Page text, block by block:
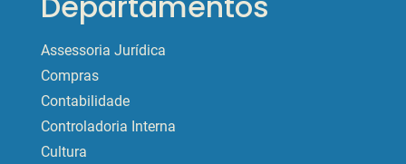
Assessoria Jurídica
Compras
Contabilidade
Controladoria Interna
Cultura